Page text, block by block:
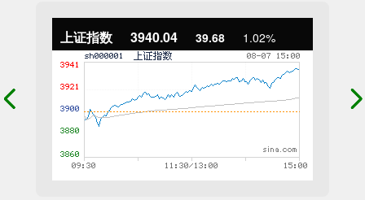
上证指数 3940.04 39.68 1.02%